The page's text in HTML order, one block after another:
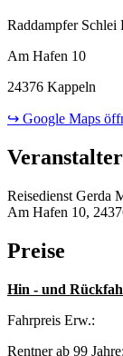
Raddampfer Schlei
Am Hafen 10
24376 Kappeln
↪ Google Maps
Veranstalter
Reisedienst Gerda
Am Hafen 10,
Preise
Hin - und
Fahrpreis
Rentner ab 99